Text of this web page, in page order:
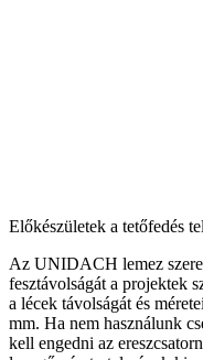
Előkészületek a tetőfedés
Az UNIDACH lemez
fesztávolságát a projektek
a lécek távolságát és
mm. Ha nem használunk
kell engedni az